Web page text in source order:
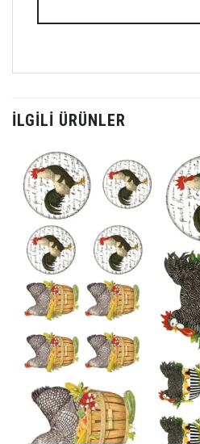
İLGILI ÜRÜNLER